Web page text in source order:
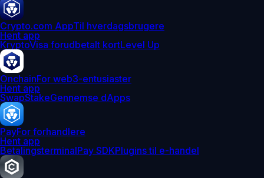
Crypto.com AppTil hverdagsbrugere
Hent app
KryptoVisa forudbetalt kortLevel Up
OnchainFor web3-entusiaster
Hent app
SwapStakeGennemse dApps
PayFor forhandlere
Hent app
BetalingsterminalPay SDKPlugins til e-handel